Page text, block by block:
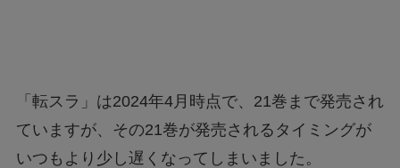
「転スラ」は2024年4月時点で、21巻まで発売され
ていますが、その21巻が発売されるタイミングが
いつもより少し遅くなってしまいました。